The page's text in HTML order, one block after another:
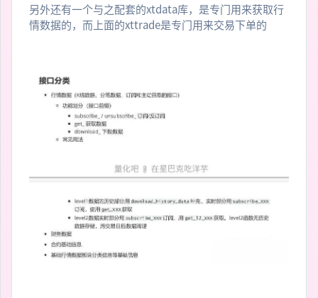
另外还有一个与之配套的xtdata库，是专门用来获取行
情数据的，而上面的xttrade是专门用来交易下单的